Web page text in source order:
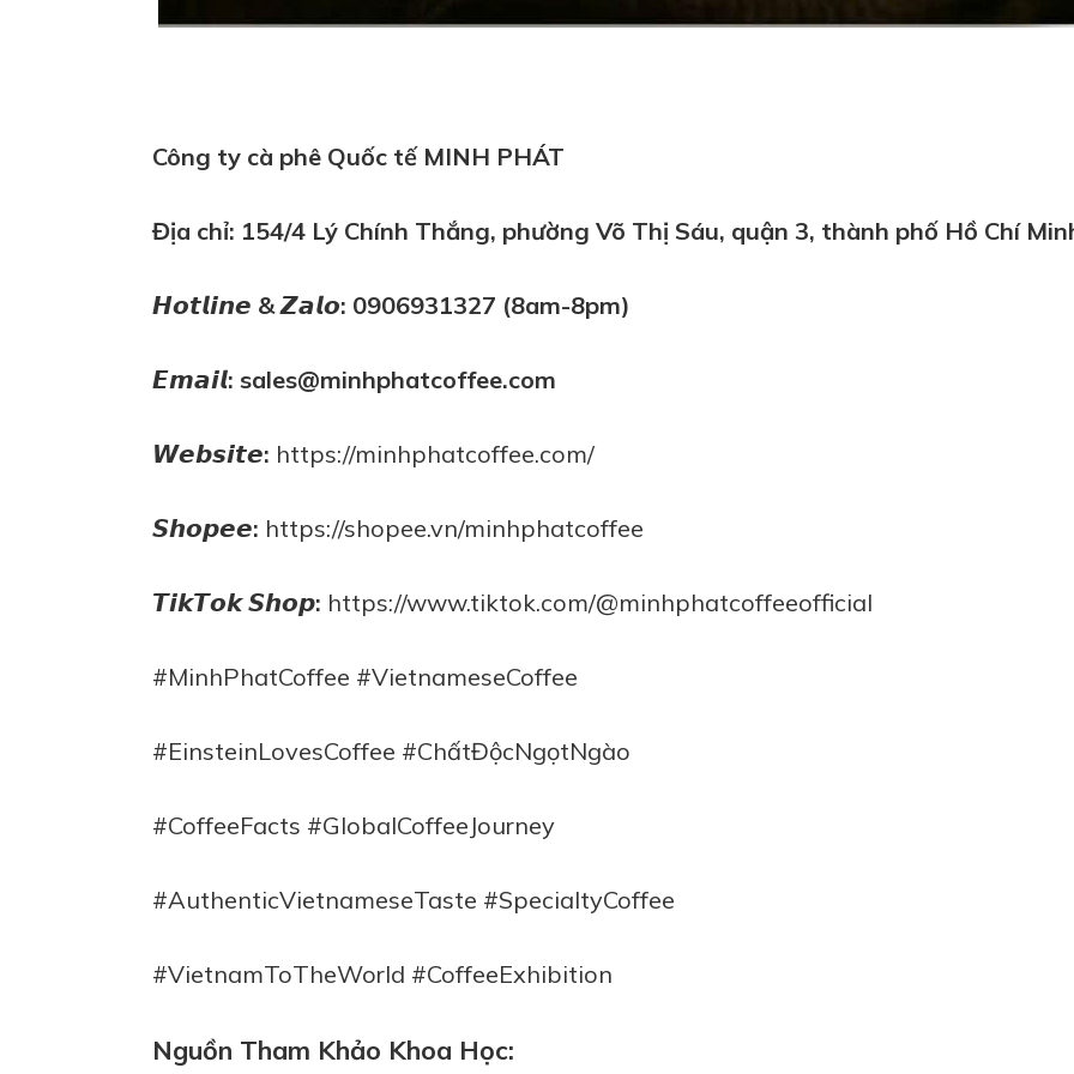
Công ty cà phê Quốc tế MINH PHÁT
Địa chỉ: 154/4 Lý Chính Thắng, phường Võ Thị Sáu, quận 3, thành phố Hồ Chí
𝙃𝙤𝙩𝙡𝙞𝙣𝙚 & 𝙕𝙖𝙡𝙤: 0906931327 (8am-8pm)
𝙀𝙢𝙖𝙞𝙡: sales@minhphatcoffee.com
𝙒𝙚𝙗𝙨𝙞𝙩𝙚: https://minhphatcoffee.com/
𝙎𝙝𝙤𝙥𝙚𝙚: https://shopee.vn/minhphatcoffee
𝙏𝙞𝙠𝙏𝙤𝙠 𝙎𝙝𝙤𝙥: https://www.tiktok.com/@minhphatcoffeeofficial
#MinhPhatCoffee #VietnameseCoffee
#EinsteinLovesCoffee #ChấtĐộcNgọtNgào
#CoffeeFacts #GlobalCoffeeJourney
#AuthenticVietnameseTaste #SpecialtyCoffee
#VietnamToTheWorld #CoffeeExhibition
Nguồn Tham Khảo Khoa Học: